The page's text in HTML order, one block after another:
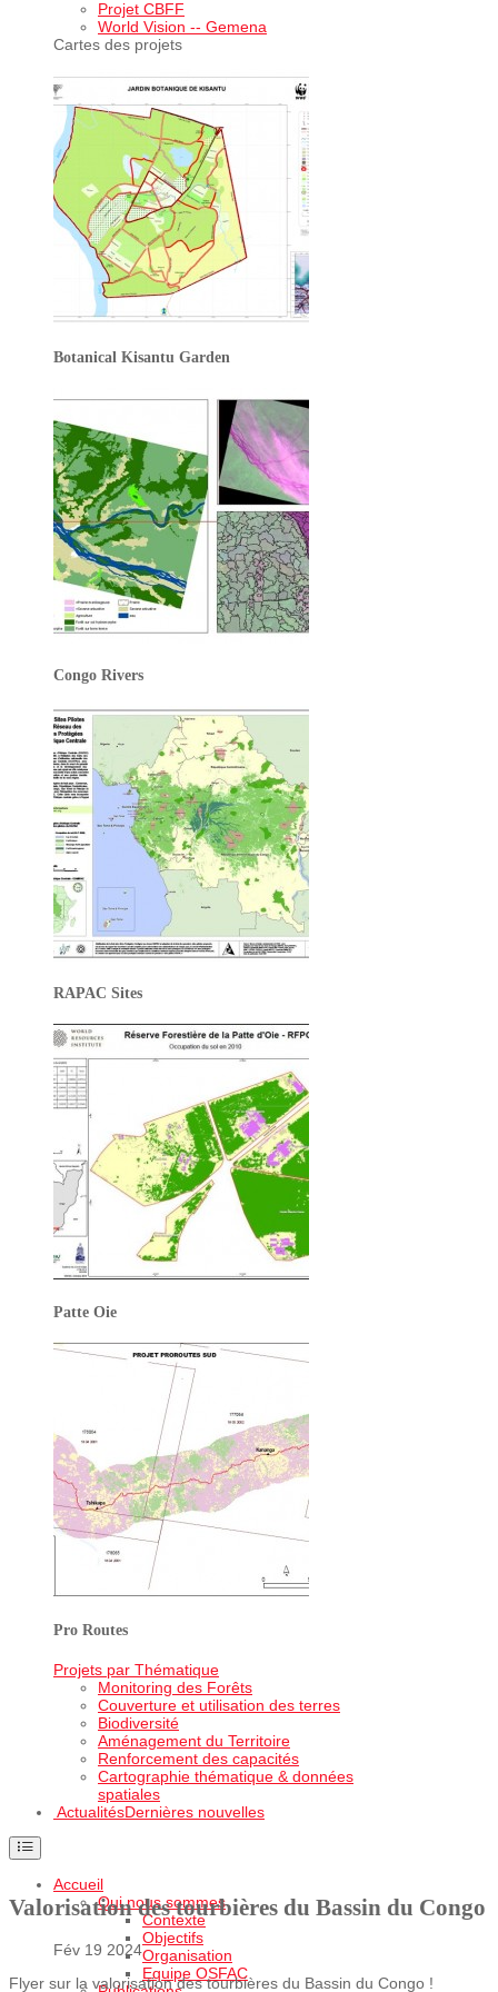
Projet CBFF
World Vision -- Gemena
Cartes des projets
Botanical Kisantu Garden
Congo Rivers
RAPAC Sites
Patte Oie
Pro Routes
Projets par Thématique
Monitoring des Forêts
Couverture et utilisation des terres
Biodiversité
Aménagement du Territoire
Renforcement des capacités
Cartographie thématique & données
spatiales
ActualitésDernières nouvelles
Accueil
Qui nous sommes
Contexte
Objectifs
Organisation
Equipe OSFAC
Valorisation des tourbières du Bassin du Congo
Fév 19 2024
Flyer sur la valorisation des tourbières du Bassin du Congo !